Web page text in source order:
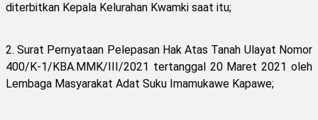
diterbitkan Kepala Kelurahan Kwamki saat itu;
2. Surat Pernyataan Pelepasan Hak Atas Tanah Ulayat Nomor
400/K-1/KBA.MMK/III/2021 tertanggal 20 Maret 2021 oleh
Lembaga Masyarakat Adat Suku Imamukawe Kapawe;